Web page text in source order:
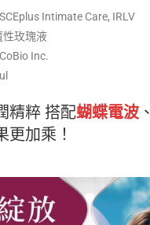
Intimate Care, IRLV​
性玫瑰液​
Inc.​
精粹 搭配蝴蝶電波、
更加乘！